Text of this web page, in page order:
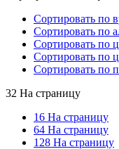
Сортировать по
Сортировать по
Сортировать по
Сортировать по
Сортировать по
32 На страницу
16 На страницу
64 На страницу
128 На страницу